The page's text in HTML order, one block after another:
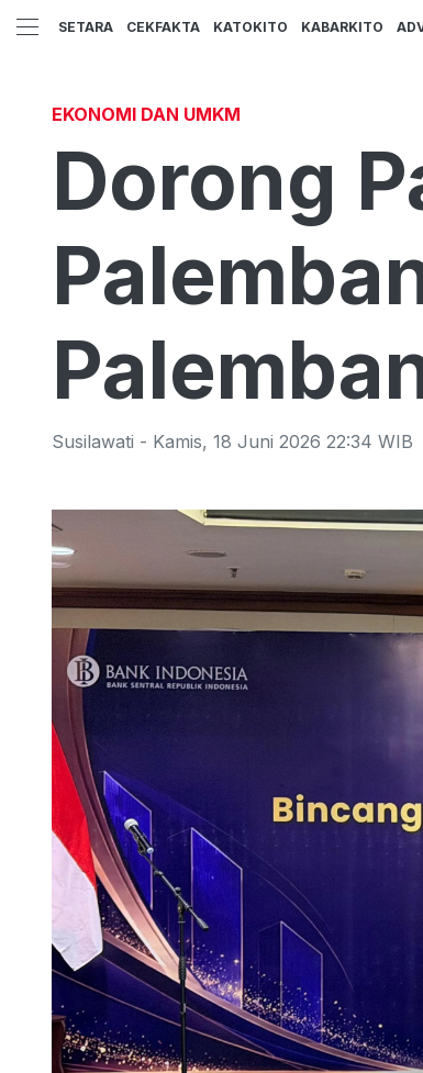
SETARA CEKFAKTA KATOKITO KABARKITO
EKONOMI DAN UMKM
Dorong
Susilawati - Kamis, 18 Juni 2026 22:34 WIB